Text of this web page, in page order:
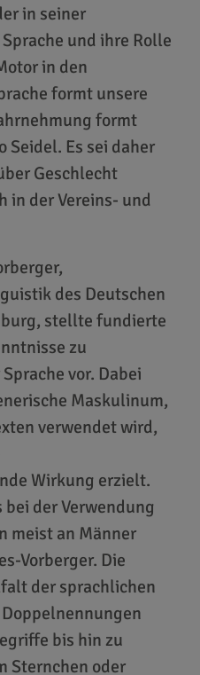
in seiner
und ihre Rolle
in den
formt unsere
formt
Seidel. Es sei daher
Geschlecht
in der Vereins- und
des Deutschen
stellte fundierte
zu
vor. Dabei
Maskulinum,
verwendet wird,
Wirkung erzielt.
der Verwendung
meist an Männer
Vorberger. Die
der sprachlichen
bis hin zu
Sternchen oder